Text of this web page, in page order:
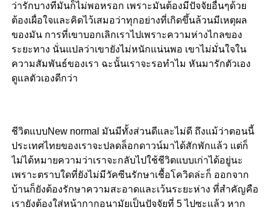
ว่ารักบางทีมันก็ไม่พอหรอก เพราะมันต้องมีปัจจัยอื่นๆด้วย
ต้องเผื่อใจและคิดไว้เสมอว่าทุกอย่างที่เกิดขึ้นล้วนมีเหตุผล
ของมัน การที่เขาบอกเลิกเราไปเพราะความห่างไกลของ
ระยะทาง นั่นแปลว่าเขายังไม่หนักแน่นพอ เขาไม่มั่นใจใน
ความสัมพันธ์ของเรา ฉะนั้นเราจะรอทำไม หันมารักตัวเอง
ดูแลตัวเองดีกว่า
ชีวิตแบบNew normal มันมีทั้งส่วนดีและไม่ดี ถึงแม้ว่าตอนนี้
ประเทศไทยของเราจะปลดล็อกดาวน์มาได้สักพักแล้ว แต่ก็
ไม่ได้หมายความว่าเราจะกลับไปใช้ชีวิตแบบเก่าได้อยู่นะ
เพราะตราบใดที่ยังไม่มีวัคซีนรักษาเชื้อโควิดล่ะก็ ออกจาก
บ้านก็ยังต้องรักษาความสะอาดและเว้นระยะห่าง ที่สำคัญคือ
เรายังต้องใส่หน้ากากอนามัยเป็นปัจจัยที่ 5 ไปซะแล้ว หาก